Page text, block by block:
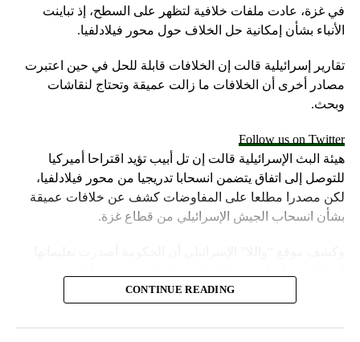
في غزة، عادت ملفات خلافية لتظهر على السطح، إذ تباينت
الأنباء بشأن إمكانية حل الخلاف حول محور فيلادلفيا.
تقارير إسرائيلية قالت إن الخلافات قابلة للحل في حين اعتبرت
مصادر أخرى أن الخلافات ما زالت عميقة وتحتاج لنقاشات
وبحث.
Follow us on Twitter
هيئة البث الإسرائيلية قالت إن تل أبيب تؤيد اقتراحا أميركيا
للتوصل إلى اتفاق يتضمن انسحابا تدريجيا من محور فيلادلفيا،
لكن مصدرا مطلعا على المفاوضات كشف عن خلافات عميقة
بشأن انسحاب الجيش الإسرائيلي من قطاع غزة.
موقف إسرائيل في محادثات الهدنة.
وأشارت مصادر الموقع الإسرائيلي إلى أن المؤسسة الأمنية تقدّر
CONTINUE READING